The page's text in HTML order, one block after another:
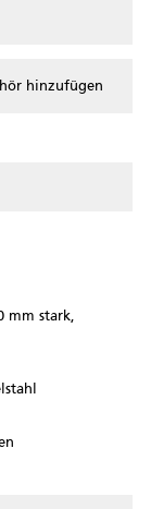
hinzufügen
mm stark,